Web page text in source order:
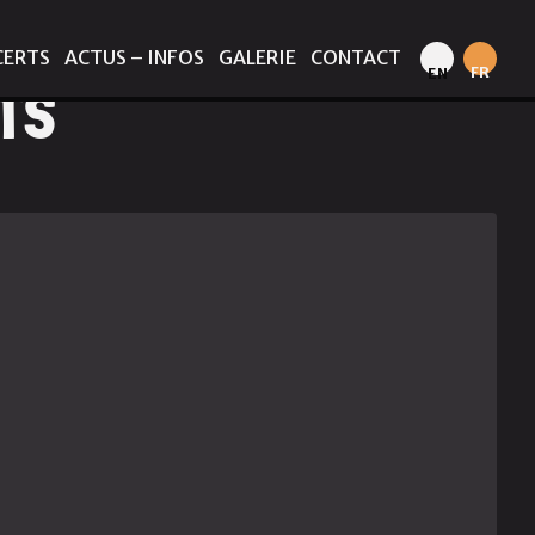
ACTUS – INFOS GALERIE CONTACT
EN FR